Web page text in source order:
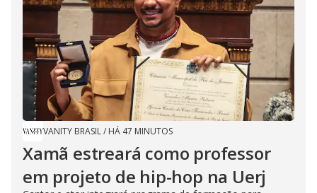
VANITY BRASIL/ HÁ 47 MINUTOS
Xamã estreará como professor
em projeto de hip-hop na Uerj